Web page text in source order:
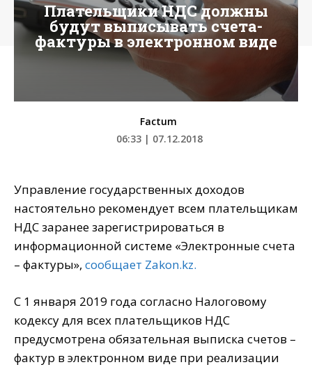
Плательщики НДС должны
будут выписывать счета-
фактуры в электронном виде
Factum
06:33 | 07.12.2018
Управление государственных доходов
настоятельно рекомендует всем плательщикам
НДС заранее зарегистрироваться в
информационной системе «Электронные счета
– фактуры», сообщает Zakon.kz.
С 1 января 2019 года согласно Налоговому
кодексу для всех плательщиков НДС
предусмотрена обязательная выписка счетов –
фактур в электронном виде при реализации